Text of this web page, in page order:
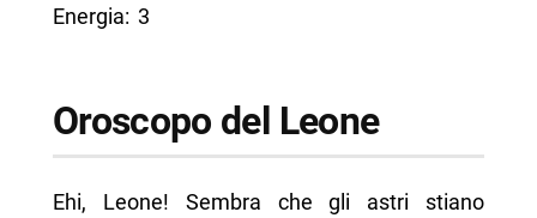
Energia: 3
Oroscopo del Leone
Ehi, Leone! Sembra che gli astri stiano